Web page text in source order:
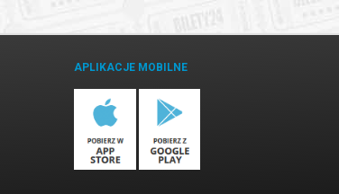
APLIKACJE MOBILNE